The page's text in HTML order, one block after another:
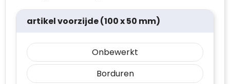
artikel voorzijde (100 x 50 mm)
Onbewerkt
Borduren